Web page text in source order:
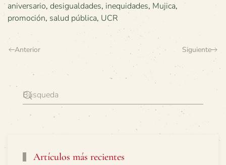
aniversario, desigualdades, inequidades, Mujica,
promoción, salud pública, UCR
Anterior Siguiente
Artículos más recientes